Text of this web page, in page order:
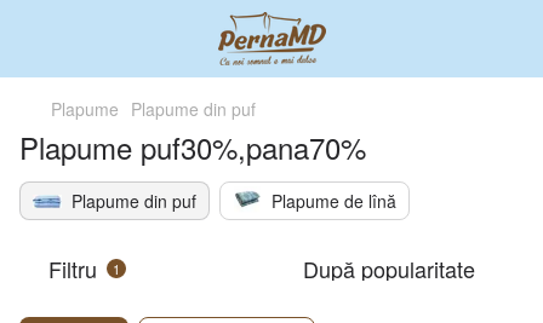
Plapume Plapume din puf
Plapume puf30%,pana70%
Plapume din puf Plapume de lînă
Filtru 1 După popularitate